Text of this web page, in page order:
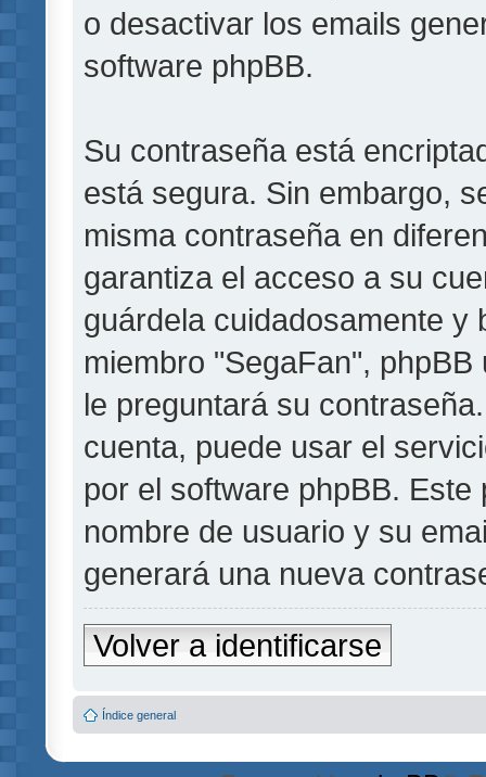
o desactivar los emails
software phpBB.
Su contraseña está
está segura. Sin embargo,
misma contraseña en
garantiza el acceso a su
guárdela cuidadosamente y
miembro "SegaFan",
le preguntará su
cuenta, puede usar el
por el software phpBB.
nombre de usuario y su
generará una nueva
Volver a identificarse
Índice general